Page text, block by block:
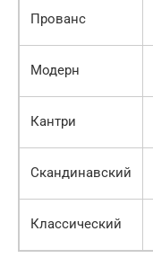
Прованс
Модерн
Кантри
Скандинавский
Классический